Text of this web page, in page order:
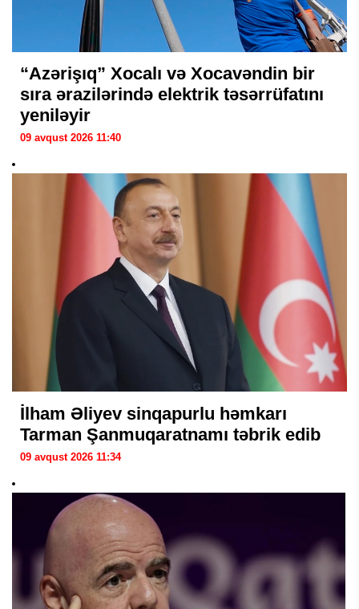
“Azərişıq” Xocalı və Xocavəndin bir
sıra ərazilərində elektrik təsərrüfatını
yeniləyir
09 avqust 2026 11:40
İlham Əliyev sinqapurlu həmkarı
Tarman Şanmuqaratnamı təbrik edib
09 avqust 2026 11:34